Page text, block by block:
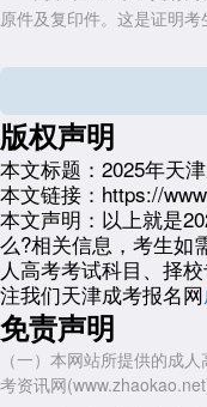
原件及复印件。这是证明考
毕业的知识和能力水平。
但通过自学掌握了高中知
(二)专升本
专科毕业证书：必须提供
校、高等教育自学考试机
科毕业证书包括全日制专
证等。
学历验证报告：考生需在
网)进行学历验证，并打印
询唯一网站，学历验证报告
版权声明
本文标题： 2025年天
本文链接： https://
本文声明： 以上就是
么?相关信息，考生如
人高考考试科目、择
注我们天津成考报名网
免责声明
（一）本网站所提供的成
考资讯网